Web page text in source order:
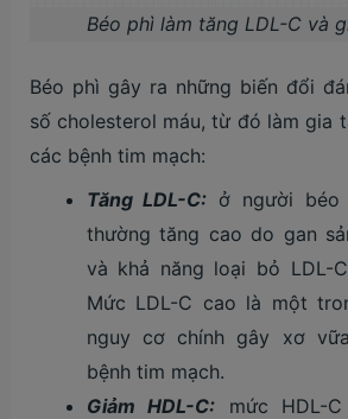
Béo phì làm tăng LDL-C và
Béo phì gây ra những biến đổi
số cholesterol máu, từ đó làm gia
các bệnh tim mạch:
Tăng LDL-C: ở người béo
thường tăng cao do gan
và khả năng loại bỏ LDL-
Mức LDL-C cao là một
nguy cơ chính gây xơ
bệnh tim mạch.
Giảm HDL-C: mức HDL-